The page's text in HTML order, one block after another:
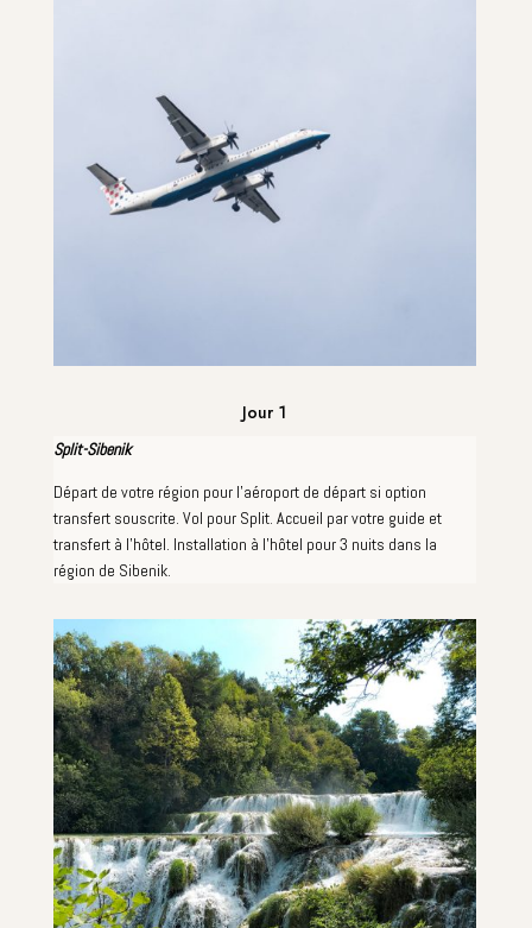
Jour 1
Split-Sibenik
Départ de votre région pour l'aéroport de départ si option
transfert souscrite. Vol pour Split. Accueil par votre guide et
transfert à l'hôtel. Installation à l'hôtel pour 3 nuits dans la
région de Sibenik.